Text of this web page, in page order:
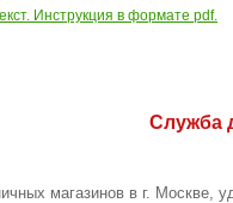
Инструкция в формате pdf.
Служба
магазинов в г. Москве,